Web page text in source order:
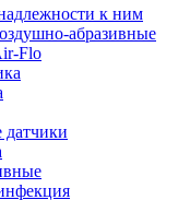
к ним
абразивные
Flo
датчики